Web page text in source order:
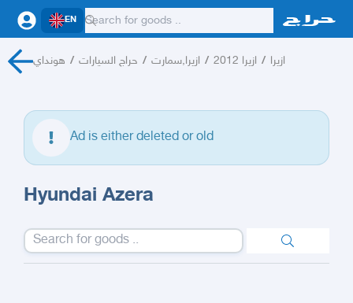
EN
هونداي / حراج السيارات / ازيرا,سمارت / ازيرا 2012 / ازيرا
Ad is either deleted or old
Hyundai Azera